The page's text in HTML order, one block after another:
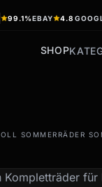
99.1%EBAY 4.8
SHOP
filter_drama
Felgen
SOMMERRÄDER